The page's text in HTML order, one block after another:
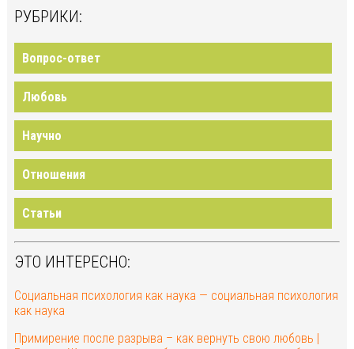
РУБРИКИ:
Вопрос-ответ
Любовь
Научно
Отношения
Статьи
ЭТО ИНТЕРЕСНО:
Социальная психология как наука — социальная психология
как наука
Примирение после разрыва – как вернуть свою любовь |